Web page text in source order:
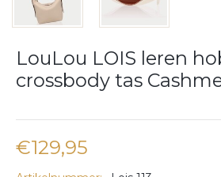
LouLou LOIS leren
crossbody tas
€129,95